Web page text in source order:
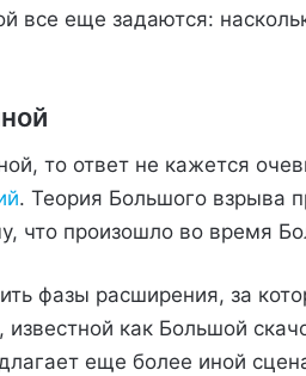
все еще задаются:
то ответ не кажется
. Теория Большого взрыва
что произошло во время
фазы расширения, за
как Большой
еще более иной